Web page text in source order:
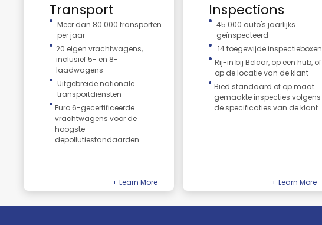
Transport
Transport
Meer dan 80.000 transporten
per jaar
20 eigen vrachtwagens,
inclusief 5- en 8-
laadwagens
Uitgebreide nationale
transportdiensten
Euro 6-gecertificeerde
vrachtwagens voor de
hoogste
depollutiestandaarden
+ Learn More
Inspections
45.000 auto's jaarlijks
geïnspecteerd
14 toegewijde inspectieboxen
Rij-in bij Belcar, op een hub, of
op de locatie van de klant
Bied standaard of op maat
gemaakte inspecties volgens
de specificaties van de klant
+ Learn More